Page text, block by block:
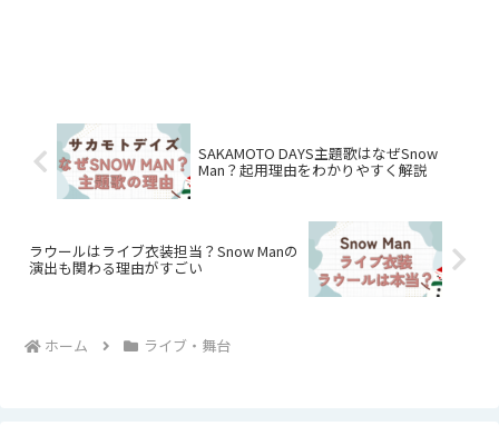
SAKAMOTO DAYS主題歌はなぜSnow
Man？起用理由をわかりやすく解説
ラウールはライブ衣装担当？Snow Manの
演出も関わる理由がすごい
ホーム ライブ・舞台